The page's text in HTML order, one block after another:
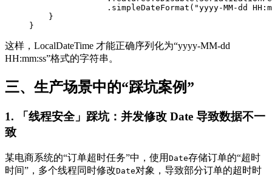
.simpleDateFormat("yyyy-MM-dd
}
}
这样，LocalDateTime 才能正确序列化为“yyyy-MM-dd
HH:mm:ss”格式的字符串。
三、生产场景中的“踩坑案例”
1. 「线程安全」踩坑：并发修改 Date 导致数据不一
致
某电商系统的“订单超时任务”中，使用 Date存储订单的“超时
时间”，多个线程同时修改Date对象，导致部分订单的超时时